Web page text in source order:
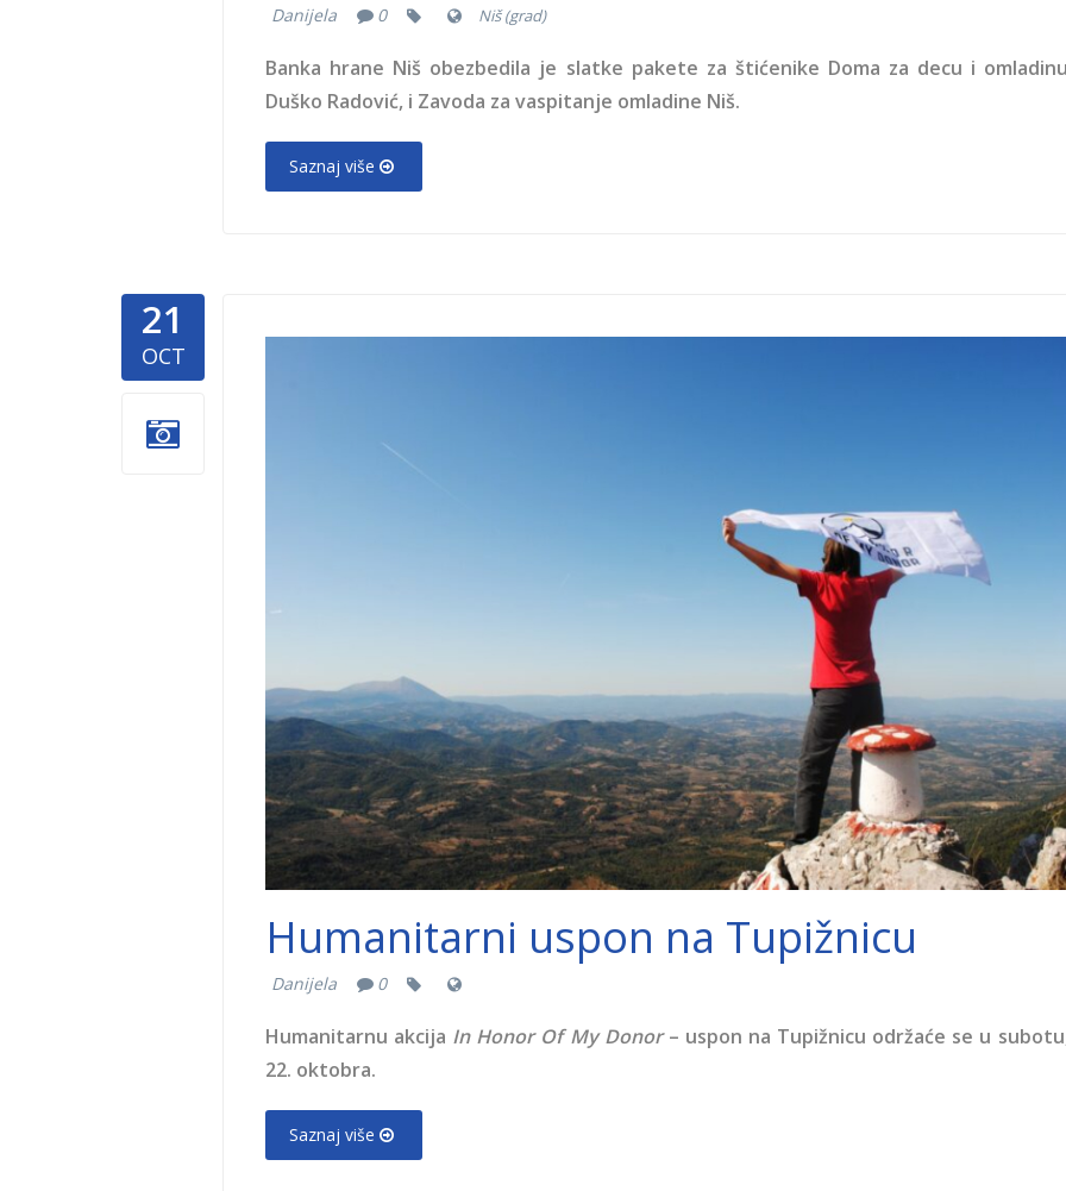
Danijela 0 Niš (grad)
Banka hrane Niš obezbedila je slatke pakete za štićenike Doma za decu i
Duško Radović, i Zavoda za vaspitanje omladine Niš.
Saznaj više
21
OCT
Humanitarni uspon na Tupižnicu
Danijela 0
Humanitarnu akcija In Honor Of My Donor– uspon na Tupižnicu održaće se u
22. oktobra.
Saznaj više